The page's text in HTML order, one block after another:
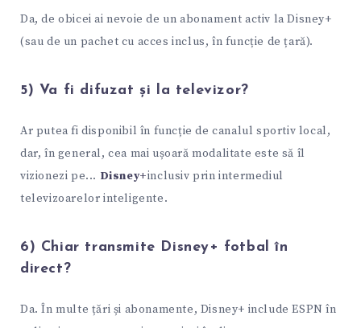
Da, de obicei ai nevoie de un abonament activ la Disney+
(sau de un pachet cu acces inclus, în funcție de țară).
5) Va fi difuzat și la televizor?
Ar putea fi disponibil în funcție de canalul sportiv local,
dar, în general, cea mai ușoară modalitate este să îl
vizionezi pe... Disney+inclusiv prin intermediul
televizoarelor inteligente.
6) Chiar transmite Disney+ fotbal în
direct?
Da. În multe țări și abonamente, Disney+ include ESPN în